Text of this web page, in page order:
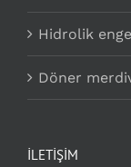
Hidrolik
Döner
İLETİŞİM